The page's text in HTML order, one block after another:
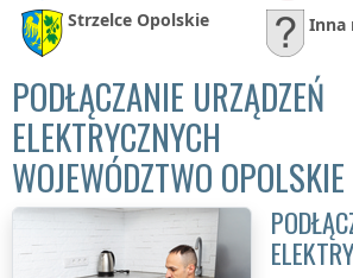
Strzelce Opolskie Inna
PODŁĄCZANIE URZĄDZEŃ
ELEKTRYCZNYCH
WOJEWÓDZTWO OPOLSKIE